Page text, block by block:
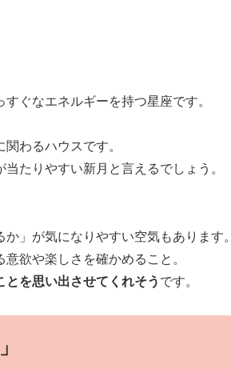
ぐなエネルギーを持つ星座です。
わるハウスです。
たりやすい新月と言えるでしょう。
」が気になりやすい空気もあります。
欲や楽しさを確かめること。
とを思い出させてくれそう です。